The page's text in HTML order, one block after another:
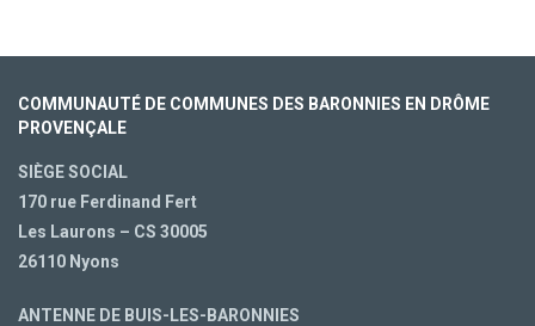
COMMUNAUTÉ DE COMMUNES DES BARONNIES EN DRÔME
PROVENÇALE
SIÈGE SOCIAL
170 rue Ferdinand Fert
Les Laurons – CS 30005
26110 Nyons
ANTENNE DE BUIS-LES-BARONNIES